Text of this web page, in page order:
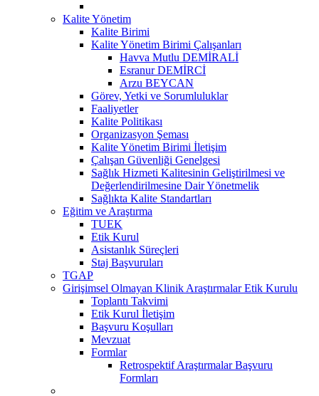
Kalite Yönetim
Kalite Birimi
Kalite Yönetim Birimi Çalışanları
Havva Mutlu DEMİRALİ
Esranur DEMİRCİ
Arzu BEYCAN
Görev, Yetki ve Sorumluluklar
Faaliyetler
Kalite Politikası
Organizasyon Şeması
Kalite Yönetim Birimi İletişim
Çalışan Güvenliği Genelgesi
Sağlık Hizmeti Kalitesinin Geliştirilmesi ve
Değerlendirilmesine Dair Yönetmelik
Sağlıkta Kalite Standartları
Eğitim ve Araştırma
TUEK
Etik Kurul
Asistanlık Süreçleri
Staj Başvuruları
TGAP
Girişimsel Olmayan Klinik Araştırmalar Etik Kurulu
Toplantı Takvimi
Etik Kurul İletişim
Başvuru Koşulları
Mevzuat
Formlar
Retrospektif Araştırmalar Başvuru
Formları